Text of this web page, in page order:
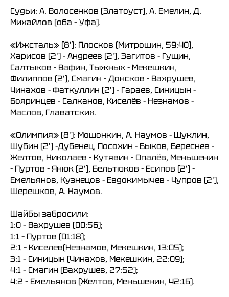
Судьи: А. Волосенков (Златоуст), А. Емелин, Д.
Михайлов (оба – Уфа).
«Ижсталь» (8'): Плосков (Митрошин, 59:40),
Харисов (2') - Андреев (2'), Загитов - Гущин,
Салтыков - Вафин, Тыжных - Мекешкин,
Филиппов (2'), Смагин - Донсков - Вахрушев,
Чинахов - Фаткуллин (2') - Гараев, Синицын -
Бояринцев - Салканов, Киселёв - Незнамов -
Маслов, Главатских.
«Олимпия» (8'): Мошонкин, А. Наумов - Шуклин,
Шубин (2') -Дубенец, Посохин - Быков, Береснев -
Желтов, Николаев - Кутявин - Опалёв, Меньшенин
- Пуртов - Янюк (2'), Бельтюков - Есипов (2') -
Емельянов, Кузнецов - Евдокимычев - Чупров (2'),
Шерешков, А. Наумов.
Шайбы забросили:
1:0 – Вахрушев (00:56);
1:1 – Пуртов (01:18);
2:1 – Киселев(Незнамов, Мекешкин, 13:05);
3:1 – Синицын (Чинахов, Мекешкин, 22:09);
4:1 – Смагин (Вахрушев, 27:52);
4:2 – Емельянов (Желтов, Меньшенин, 42:16).